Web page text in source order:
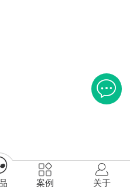
案例 关于